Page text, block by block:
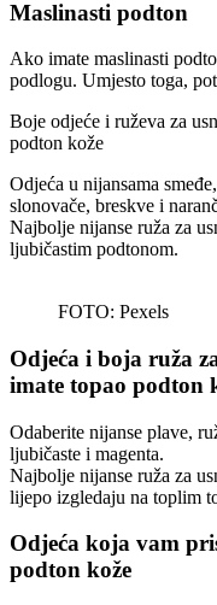
Maslinasti podton
Ako imate maslinasti
podlogu. Umjesto toga,
Boje odjeće i ruževa za
podton kože
Odjeća u nijansama
slonovače, breskve i
Najbolje nijanse ruža za
ljubičastim podtonom.
FOTO: Pexels
Odjeća i boja ruža
imate topao podton
Odaberite nijanse plave,
ljubičaste i magenta.
Najbolje nijanse ruža za
lijepo izgledaju na toplim
Odjeća koja vam
podton kože